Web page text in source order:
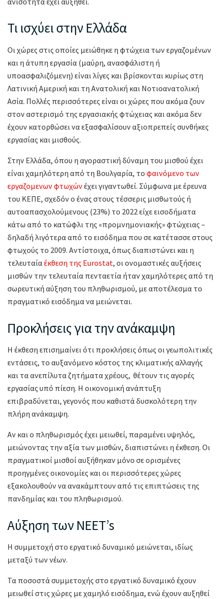
Τι ισχύει στην Ελλάδα
Οι χώρες στις οποίες μειώθηκε η φτώχεια των εργαζομένων
και η άτυπη εργασία (μαύρη, ανασφάλιστη ή
υποασφαλιζόμενη) είναι λίγες και βρίσκονται κυρίως στη
Λατινική Αμερική και τη Ανατολική και Νοτιοανατολική
Ασία. Πολλές περισσότερες είναι οι χώρες που ακόμα ζουν
στον αστερισμό της εργασιακής φτώχειας και ακόμα δεν
έχουν κατορθώσει να εξασφαλίσουν αξιοπρεπείς συνθήκες
εργασίας και μισθούς.
Στην Ελλάδα, όπου η αγοραστική δύναμη του μισθού έχει
είναι χαμηλότερη από τη Βουλγαρία, το φαινόμενο των
εργαζομενων φτωχώνέχει γιγαντωθεί. Σύμφωνα με έρευνα
του ΚΕΠΕ, σχεδόν ο ένας στους τέσσερις μισθωτούς ή
αυτοαπασχολούμενους (23%) το 2022 είχε εισοδήματα
κάτω από το κατώφλι της «προμνημονιακής» φτώχειας –
δηλαδή λιγότερα από το εισόδημα που σε κατέτασσε στους
φτωχούς το 2009. Αντίστοιχα, όπως διαπιστώνει και η
τελευταία έκθεση της Εurostat, oι ονομαστικές αυξήσεις
μισθών την τελευταία πενταετία ήταν χαμηλότερες από τη
σωρευτική αύξηση του πληθωρισμού, με αποτέλεσμα το
πραγματικό εισόδημα να μειώνεται.
Προκλήσεις για την ανάκαμψη
Η έκθεση επισημαίνει ότι προκλήσεις όπως οι γεωπολιτικές
εντάσεις, το αυξανόμενο κόστος της κλιματικής αλλαγής
και τα ανεπίλυτα ζητήματα χρέους, θέτουν τις αγορές
εργασίας υπό πίεση. Η οικονομική ανάπτυξη
επιβραδύνεται, γεγονός που καθιστά δυσκολότερη την
πλήρη ανάκαμψη.
Αν και ο πληθωρισμός έχει μειωθεί, παραμένει υψηλός,
μειώνοντας την αξία των μισθών, διαπιστώνει η έκθεση. Οι
πραγματικοί μισθοί αυξήθηκαν μόνο σε ορισμένες
προηγμένες οικονομίες και οι περισσότερες χώρες
εξακολουθούν να ανακάμπτουν από τις επιπτώσεις της
πανδημίας και του πληθωρισμού.
Αύξηση των NEET’s
Η συμμετοχή στο εργατικό δυναμικό μειώνεται, ιδίως
μεταξύ των νέων.
Τα ποσοστά συμμετοχής στο εργατικό δυναμικό έχουν
μειωθεί στις χώρες με χαμηλό εισόδημα, ενώ έχουν αυξηθεί